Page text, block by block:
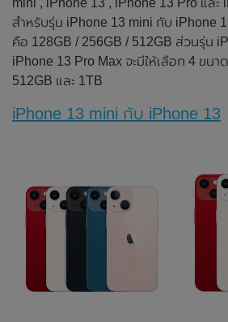
mini , iPhone 13 , iPhone 13 Pro และ
สำหรับรุ่น iPhone 13 mini กับ iPhone
คือ 128GB / 256GB / 512GB ส่วนรุ่น
iPhone 13 Pro Max จะมีให้เลือก 4 ขน
512GB และ 1TB
iPhone 13 mini กับ iPhone 13